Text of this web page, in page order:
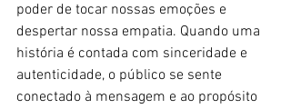
poder de tocar nossas emoções e
despertar nossa empatia. Quando uma
história é contada com sinceridade e
autenticidade, o público se sente
conectado à mensagem e ao propósito